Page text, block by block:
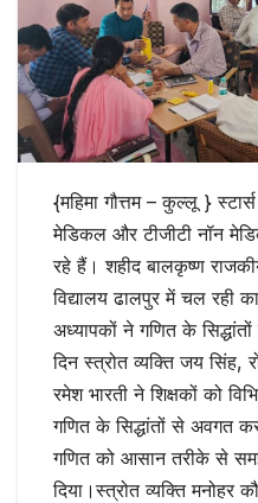
{महिमा गौत्तम – कुल्लू }
मेडिकल और टीजीटी नॉन
रहे हैं। शहीद बालकृष्ण
विद्यालय ढालपुर में चल रही
अध्यापकों ने गणित के
दिन स्त्रोत व्यक्ति जय
रमेश भारती ने शिक्षकों को
गणित के सिद्धांतों से अवगत
गणित को आसान तरीके से
दिया।स्त्रोत व्यक्ति मनोहर